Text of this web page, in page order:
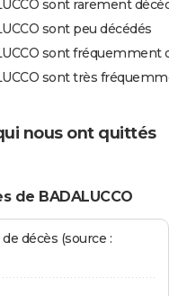
sont rarement
sont peu décédés
sont fréquemment
sont très
nous ont quittés
de BADALUCCO
décès (source :